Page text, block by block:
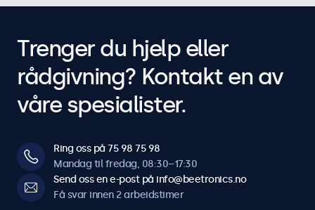
Trenger du hjelp eller
rådgivning? Kontakt en av
våre spesialister.
Ring oss på 75 98 75 98
Mandag til fredag, 08:30–17:30
Send oss en e-post på info@beetronics.no
Få svar innen 2 arbeidstimer